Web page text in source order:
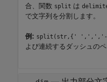
合、関数 split は
で文字列を分割します。
例: split(str,{'
よび連続するダッシュの